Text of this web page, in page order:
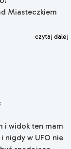
Miasteczkiem
czytaj dalej
i widok ten mam
nigdy w UFO nie